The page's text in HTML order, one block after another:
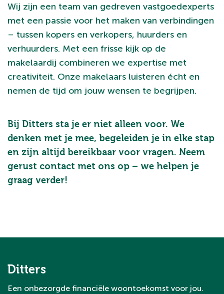
Wij zijn een team van gedreven vastgoedexperts
met een passie voor het maken van verbindingen
– tussen kopers en verkopers, huurders en
verhuurders. Met een frisse kijk op de
makelaardij combineren we expertise met
creativiteit. Onze makelaars luisteren écht en
nemen de tijd om jouw wensen te begrijpen.
Bij Ditters sta je er niet alleen voor. We
denken met je mee, begeleiden je in elke stap
en zijn altijd bereikbaar voor vragen. Neem
gerust contact met ons op – we helpen je
graag verder!
Ditters
Een onbezorgde financiële woontoekomst voor jou.